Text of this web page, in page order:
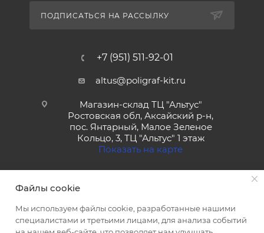
ПОДПИСАТЬСЯ НА РАССЫЛКУ
+7 (951) 511-92-01
altus@poligraf-kit.ru
Магазин-склад ТЦ "Альтус"
Ростовская обл, Аксайский р-н,
пос. Янтарный, Малое Зеленое
Кольцо, 3, ТЦ "Альтус" 1 этаж
Показать на карте
Файлы cookie
Мы используем файлы cookie, разработанные нашими
специалистами и третьими лицами, для анализа событий